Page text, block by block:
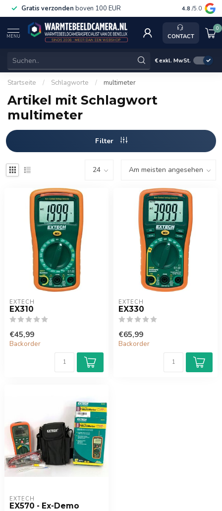
Gratis verzonden boven 100 EUR Service,
4.8 /5.0
MENU CONTACT
0
€exkl. MwSt.
Startseite / Schlagworte / multimeter
Artikel mit Schlagwort
multimeter
Filter
EXTECH
EX310
€45,99
Backorder
EXTECH
EX330
€65,99
Backorder
EXTECH
EX570 - Ex-Demo